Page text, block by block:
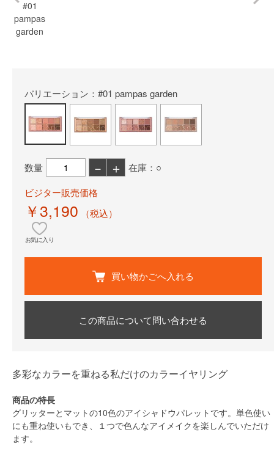
#01
pampas
garden
バリエーション：#01 pampas garden
数量 － ＋
在庫：○
ビジター販売価格
￥3,190 （税込）
お気に入り
買い物かごへ入れる
この商品について問い合わせる
多彩なカラーを重ねる私だけのカラーイヤリング
商品の特長
グリッターとマットの10色のアイシャドウパレットです。単色使い
にも重ね使いもでき、１つで色んなアイメイクを楽しんでいただけ
ます。